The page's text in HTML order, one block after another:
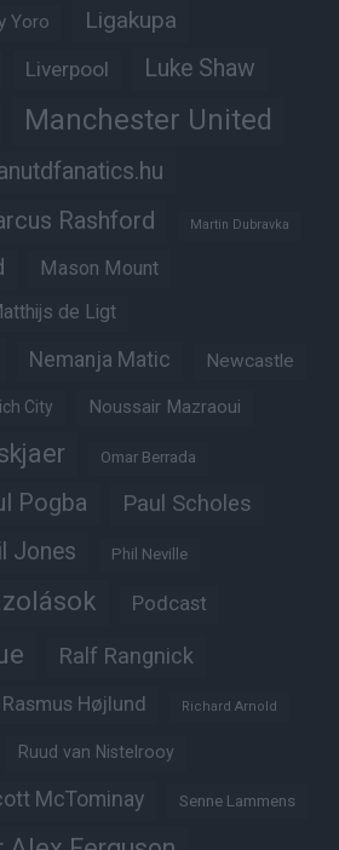
Yoro Ligakupa
Liverpool Luke Shaw
Manchester United
Rashford Martin Dubravka
Mason Mount
de Ligt
Nemanja Matic Newcastle
City Noussair Mazraoui
Omar Berrada
Pogba Paul Scholes
Jones Phil Neville
Podcast
Ralf Rangnick
Rasmus Højlund Richard Arnold
Ruud van Nistelrooy
McTominay Senne Lammens